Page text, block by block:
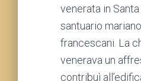
venerata in
santuario
francescani. La
venerava un
contribuì